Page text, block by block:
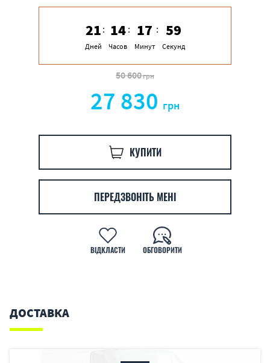
50 600грн
21
Дней
14
Часов
17
Минут
58
Секунд
27 830 грн
КУПИТИ
ПЕРЕДЗВОНІТЬ МЕНІ
ВІДКЛАСТИ ОБГОВОРИТИ
ДОСТАВКА